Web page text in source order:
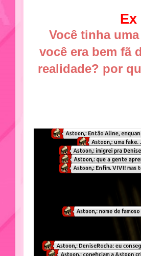
Ex
Você tinha
você era bem fã
realidade? por